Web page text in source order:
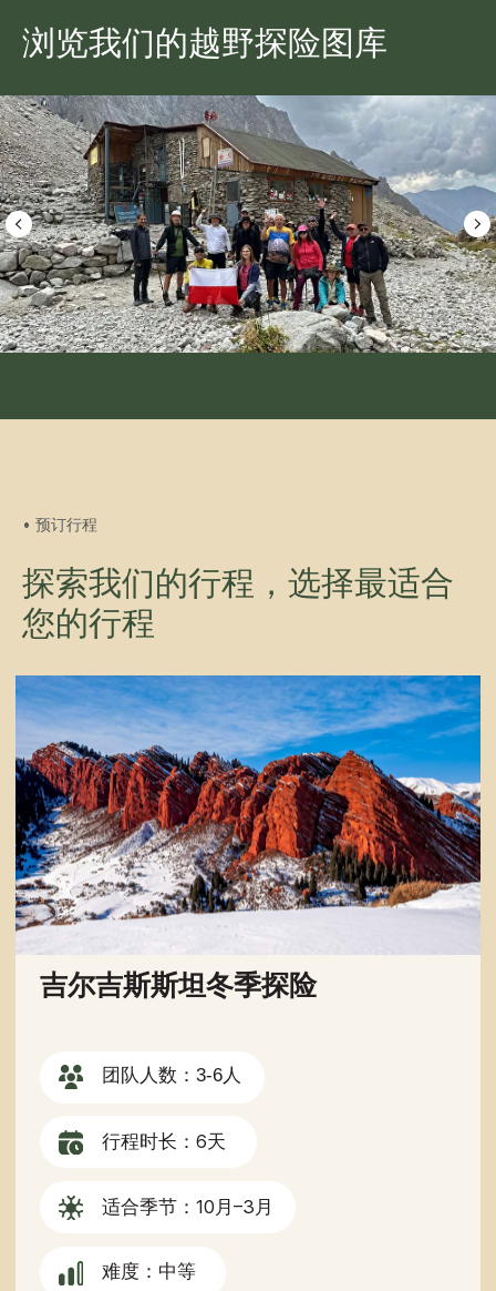
浏览我们的越野探险图库
• 预订行程
探索我们的行程，选择最适合
您的行程
环绕伊塞克湖的大旅行
难度：中等
团队人数：3-6人
行程时长：7 天
最佳季节：6月–9月
吉尔吉斯斯坦的伟大冒险
每人起价：1300美元
行程时长：10天
团队人数：3-6人